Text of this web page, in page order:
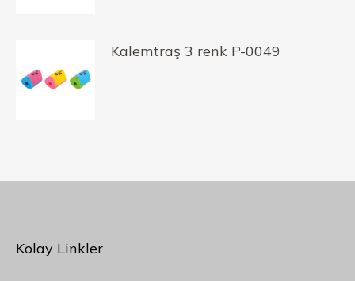
Kalemtraş 3 renk P-0049
Kolay Linkler